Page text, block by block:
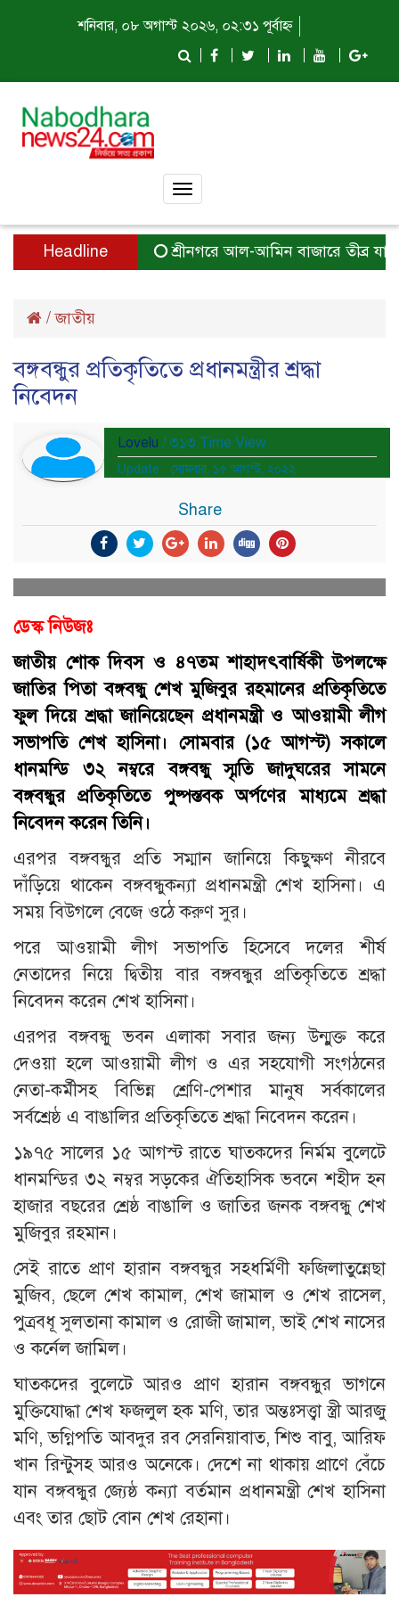
শনিবার, ০৮ অগাস্ট ২০২৬, ০২:৩১ পূর্বাহ্ন
Toggle
Headline শ্রীনগরে আল-আমিন বাজারে তীব্র
/জাতীয়
বঙ্গবন্ধুর প্রতিকৃতিতে প্রধানমন্ত্রীর শ্রদ্ধা
নিবেদন
Lovelu / ৩১৩ Time View
Update : সোমবার, ১৫ আগস্ট, ২০২২
Share
ডেস্ক নিউজঃ
জাতীয় শোক দিবস ও ৪৭তম শাহাদৎবার্ষিকী উপলক্ষে
জাতির পিতা বঙ্গবন্ধু শেখ মুজিবুর রহমানের প্রতিকৃতিতে
ফুল দিয়ে শ্রদ্ধা জানিয়েছেন প্রধানমন্ত্রী ও আওয়ামী লীগ
সভাপতি শেখ হাসিনা। সোমবার (১৫ আগস্ট) সকালে
ধানমন্ডি ৩২ নম্বরে বঙ্গবন্ধু স্মৃতি জাদুঘরের সামনে
বঙ্গবন্ধুর প্রতিকৃতিতে পুষ্পস্তবক অর্পণের মাধ্যমে শ্রদ্ধা
নিবেদন করেন তিনি।
এরপর বঙ্গবন্ধুর প্রতি সম্মান জানিয়ে কিছুক্ষণ নীরবে
দাঁড়িয়ে থাকেন বঙ্গবন্ধুকন্যা প্রধানমন্ত্রী শেখ হাসিনা। এ
সময় বিউগলে বেজে ওঠে করুণ সুর।
পরে আওয়ামী লীগ সভাপতি হিসেবে দলের শীর্ষ
নেতাদের নিয়ে দ্বিতীয় বার বঙ্গবন্ধুর প্রতিকৃতিতে শ্রদ্ধা
নিবেদন করেন শেখ হাসিনা।
এরপর বঙ্গবন্ধু ভবন এলাকা সবার জন্য উন্মুক্ত করে
দেওয়া হলে আওয়ামী লীগ ও এর সহযোগী সংগঠনের
নেতা-কর্মীসহ বিভিন্ন শ্রেণি-পেশার মানুষ সর্বকালের
সর্বশ্রেষ্ঠ এ বাঙালির প্রতিকৃতিতে শ্রদ্ধা নিবেদন করেন।
১৯৭৫ সালের ১৫ আগস্ট রাতে ঘাতকদের নির্মম বুলেটে
ধানমন্ডির ৩২ নম্বর সড়কের ঐতিহাসিক ভবনে শহীদ হন
হাজার বছরের শ্রেষ্ঠ বাঙালি ও জাতির জনক বঙ্গবন্ধু শেখ
মুজিবুর রহমান।
সেই রাতে প্রাণ হারান বঙ্গবন্ধুর সহধর্মিণী ফজিলাতুন্নেছা
মুজিব, ছেলে শেখ কামাল, শেখ জামাল ও শেখ রাসেল,
পুত্রবধূ সুলতানা কামাল ও রোজী জামাল, ভাই শেখ নাসের
ও কর্নেল জামিল।
ঘাতকদের বুলেটে আরও প্রাণ হারান বঙ্গবন্ধুর ভাগনে
মুক্তিযোদ্ধা শেখ ফজলুল হক মণি, তার অন্তঃসত্ত্বা স্ত্রী আরজু
মণি, ভগ্নিপতি আবদুর রব সেরনিয়াবাত, শিশু বাবু, আরিফ
খান রিন্টুসহ আরও অনেকে। দেশে না থাকায় প্রাণে বেঁচে
যান বঙ্গবন্ধুর জ্যেষ্ঠ কন্যা বর্তমান প্রধানমন্ত্রী শেখ হাসিনা
এবং তার ছোট বোন শেখ রেহানা।